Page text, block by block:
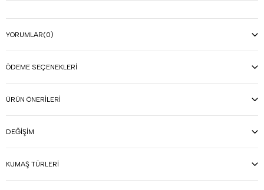
YORUMLAR(0)
ÖDEME SEÇENEKLERI
ÜRÜN ÖNERILERI
DEĞIŞIM
KUMAŞ TÜRLERI